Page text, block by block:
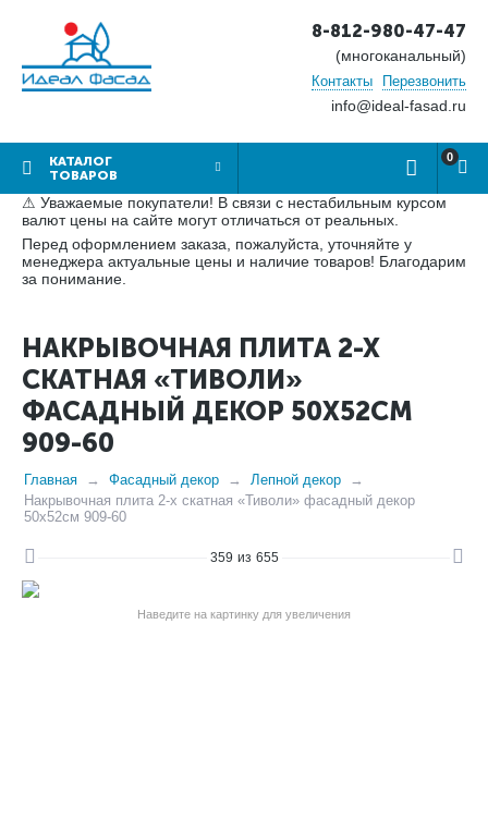
8-812-980-47-47
(многоканальный)
Контакты Перезвонить
info@ideal-fasad.ru
КАТАЛОГ
ТОВАРОВ
0
⚠ Уважаемые покупатели! В связи с нестабильным курсом
валют цены на сайте могут отличаться от реальных.
Перед оформлением заказа, пожалуйста, уточняйте у
менеджера актуальные цены и наличие товаров! Благодарим
за понимание.
НАКРЫВОЧНАЯ ПЛИТА 2-Х
СКАТНАЯ «ТИВОЛИ»
ФАСАДНЫЙ ДЕКОР 50Х52СМ
909-60
Главная Фасадный декор
Лепной декор
Накрывочная плита 2-х скатная «Тиволи» фасадный декор
50х52см 909-60
359 из 655
Наведите на картинку для увеличения